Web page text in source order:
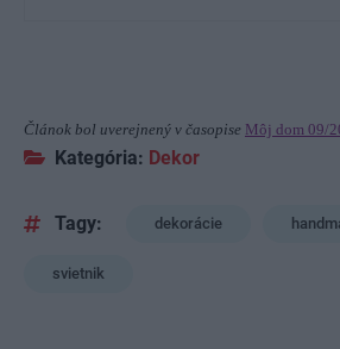
Článok bol uverejnený v časopise Môj dom 09/
Kategória: Dekor
Tagy: dekorácie
svietnik